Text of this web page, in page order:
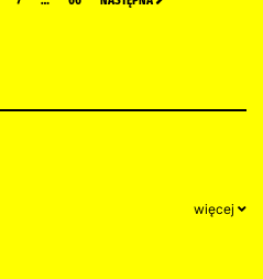
więcej